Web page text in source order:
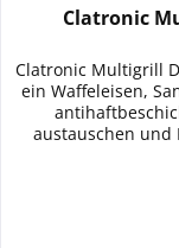
Clatronic
Clatronic Multigrill
ein Waffeleisen,
austauschen und